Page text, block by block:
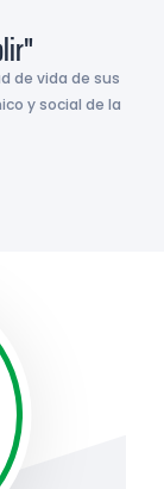
de vida de sus
y social de la